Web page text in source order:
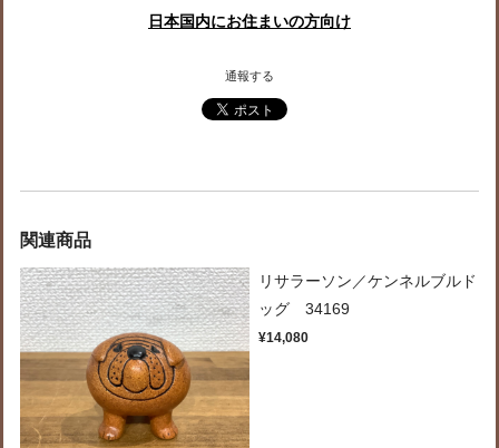
日本国内にお住まいの方向け
通報する
関連商品
リサラーソン／ケンネルブルド
ッグ 34169
¥14,080